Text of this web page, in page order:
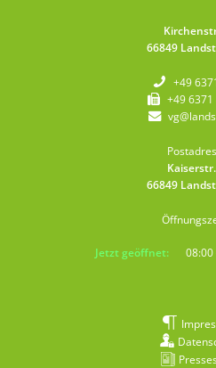
66849
+49
+49
66849
Klicken, um weitere
Jetzt geöffnet: 08:00